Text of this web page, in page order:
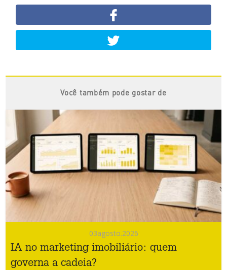
Você também pode gostar de
03agosto.2026
IA no marketing imobiliário: quem
governa a cadeia?